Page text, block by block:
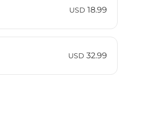
USD 18.99
USD 32.99